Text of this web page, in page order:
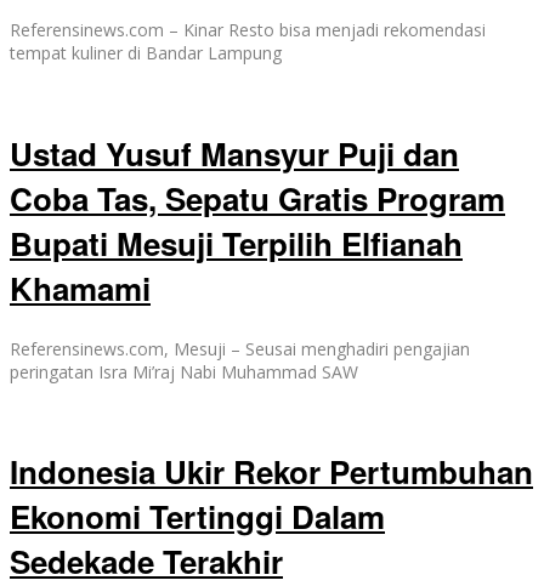
Referensinews.com – Kinar Resto bisa menjadi rekomendasi
tempat kuliner di Bandar Lampung
Ustad Yusuf Mansyur Puji dan
Coba Tas, Sepatu Gratis Program
Bupati Mesuji Terpilih Elfianah
Khamami
Referensinews.com, Mesuji – Seusai menghadiri pengajian
peringatan Isra Mi’raj Nabi Muhammad SAW
Indonesia Ukir Rekor Pertumbuhan
Ekonomi Tertinggi Dalam
Sedekade Terakhir